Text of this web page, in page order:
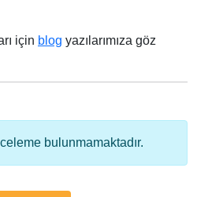
için blog yazılarımıza göz
bulunmamaktadır.